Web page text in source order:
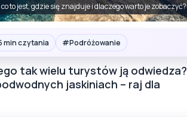
co to jest, gdzie się znajduje i dlaczego warto je zobaczyć?
min czytania #Podróżowanie
tak wielu turystów ją odwiedza?
jaskiniach – raj dla